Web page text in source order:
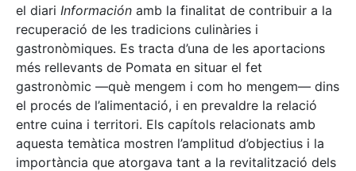
el diari Información amb la finalitat de contribuir a la
recuperació de les tradicions culinàries i
gastronòmiques. Es tracta d’una de les aportacions
més rellevants de Pomata en situar el fet
gastronòmic —què mengem i com ho mengem— dins
el procés de l’alimentació, i en prevaldre la relació
entre cuina i territori. Els capítols relacionats amb
aquesta temàtica mostren l’amplitud d’objectius i la
importància que atorgava tant a la revitalització dels